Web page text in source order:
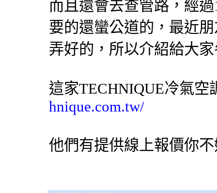
而且還會去查管路，經
要的還蠻公道的，最近
弄好的，所以介紹給大
這家TECHNIQUE冷氣空
hnique.com.tw/
他們有提供線上報價你